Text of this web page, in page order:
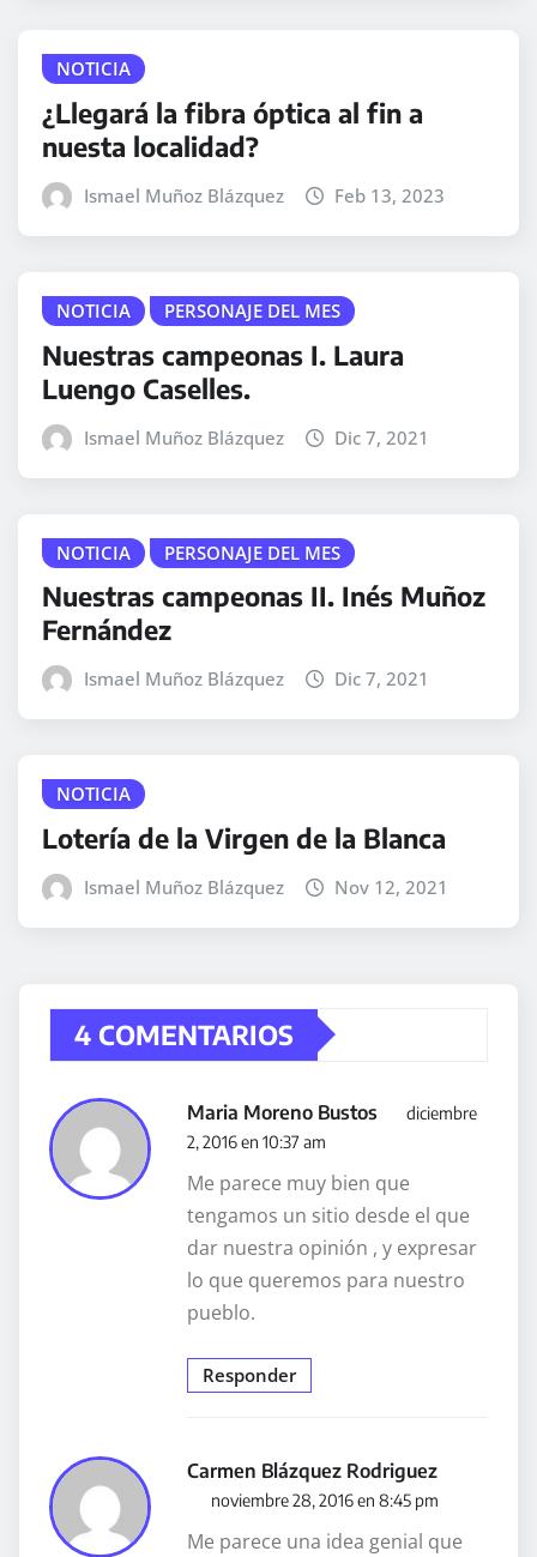
NOTICIA
¿Llegará la fibra óptica al fin a
nuesta localidad?
Ismael Muñoz Blázquez Feb 13, 2023
NOTICIA PERSONAJE DEL MES
Nuestras campeonas I. Laura
Luengo Caselles.
Ismael Muñoz Blázquez Dic 7, 2021
NOTICIA PERSONAJE DEL MES
Nuestras campeonas II. Inés Muñoz
Fernández
Ismael Muñoz Blázquez Dic 7, 2021
NOTICIA
Lotería de la Virgen de la Blanca
Ismael Muñoz Blázquez Nov 12, 2021
4 COMENTARIOS
Maria Moreno Bustos
diciembre
2, 2016 en 10:37 am
Me parece muy bien que
tengamos un sitio desde el que
dar nuestra opinión , y expresar
lo que queremos para nuestro
pueblo.
Responder
Carmen Blázquez Rodriguez
noviembre 28, 2016 en 8:45 pm
Me parece una idea genial que